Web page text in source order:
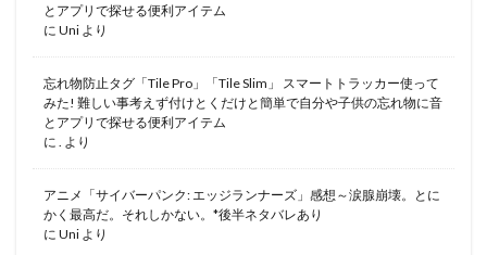
とアプリで探せる便利アイテム
に Uni より
忘れ物防止タグ「Tile Pro」「Tile Slim」 スマートトラッカー使って
みた! 難しい事考えず付けとくだけと簡単で自分や子供の忘れ物に音
とアプリで探せる便利アイテム
に
より
アニメ「サイバーパンク: エッジランナーズ」感想～涙腺崩壊。とに
かく最高だ。それしかない。*後半ネタバレあり
に Uni より